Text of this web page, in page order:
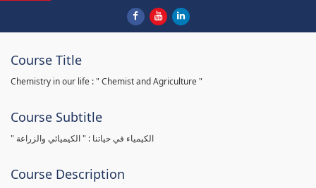
Course Title
Chemistry in our life : " Chemist and Agriculture "
Course Subtitle
" الكيمياء في حياتنا : " الكيميائي والزراعة
Course Description